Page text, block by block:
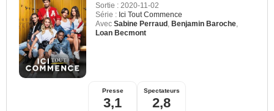
Sortie : 2020-11-02
Série : Ici Tout Commence
Avec Sabine Perraud, Benjamin Baroche,
Loan Becmont
Presse
3,1
Spectateurs
2,8